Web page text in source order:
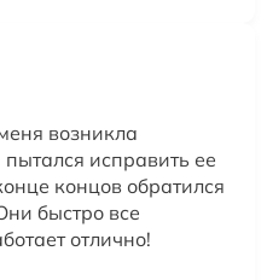
возникла
исправить ее
концов обратился
быстро все
отлично!